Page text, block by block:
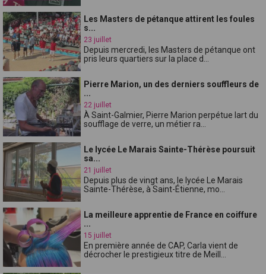
Les Masters de pétanque attirent les foules
s...
23 juillet
Depuis mercredi, les Masters de pétanque ont
pris leurs quartiers sur la place d...
Pierre Marion, un des derniers souffleurs de
...
22 juillet
À Saint-Galmier, Pierre Marion perpétue lart du
soufflage de verre, un métier ra...
Le lycée Le Marais Sainte-Thérèse poursuit
sa...
21 juillet
Depuis plus de vingt ans, le lycée Le Marais
Sainte-Thérèse, à Saint-Étienne, mo...
La meilleure apprentie de France en coiffure
...
15 juillet
En première année de CAP, Carla vient de
décrocher le prestigieux titre de Meill...